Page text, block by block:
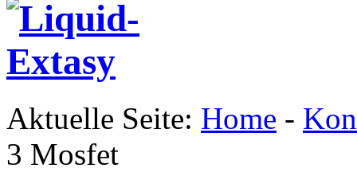
Aktuelle Seite: Home -
3 Mosfet